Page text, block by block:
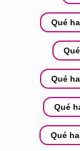
Qué
Qué
Qué
Qué